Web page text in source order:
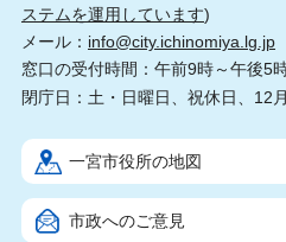
ステムを運用しています)
メール： info@city.ichinomiya.lg.jp
窓口の受付時間：午前9時～午後5
閉庁日：土・日曜日、祝休日、12
一宮市役所の地図
市政へのご意見